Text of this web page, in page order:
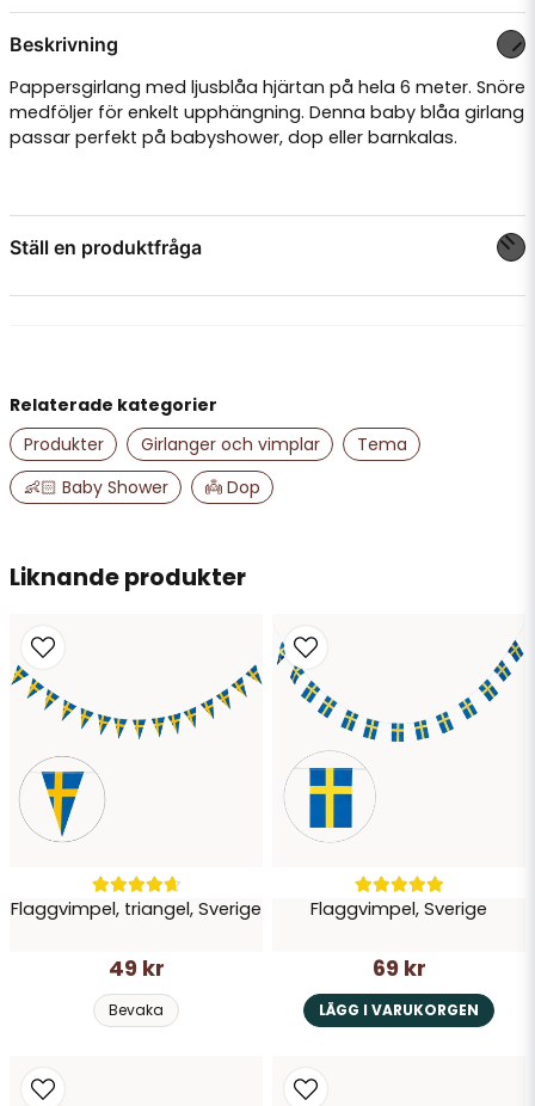
Beskrivning
Pappersgirlang med ljusblåa hjärtan på hela 6 meter. Snöre
medföljer för enkelt upphängning. Denna baby blåa girlang
passar perfekt på babyshower, dop eller barnkalas.
Ställ en produktfråga
name
Namn
Ja, ni får publicera min fråga
Liknande produkter
Flaggvimpel, triangel, Sverige
49 kr
Bevaka
Flaggvimpel, Sverige
69 kr
LÄGG I VARUKORGEN
Relaterade kategorier
Produkter
Girlanger och vimplar
Tema
👶🏻 Baby Shower
👼 Dop